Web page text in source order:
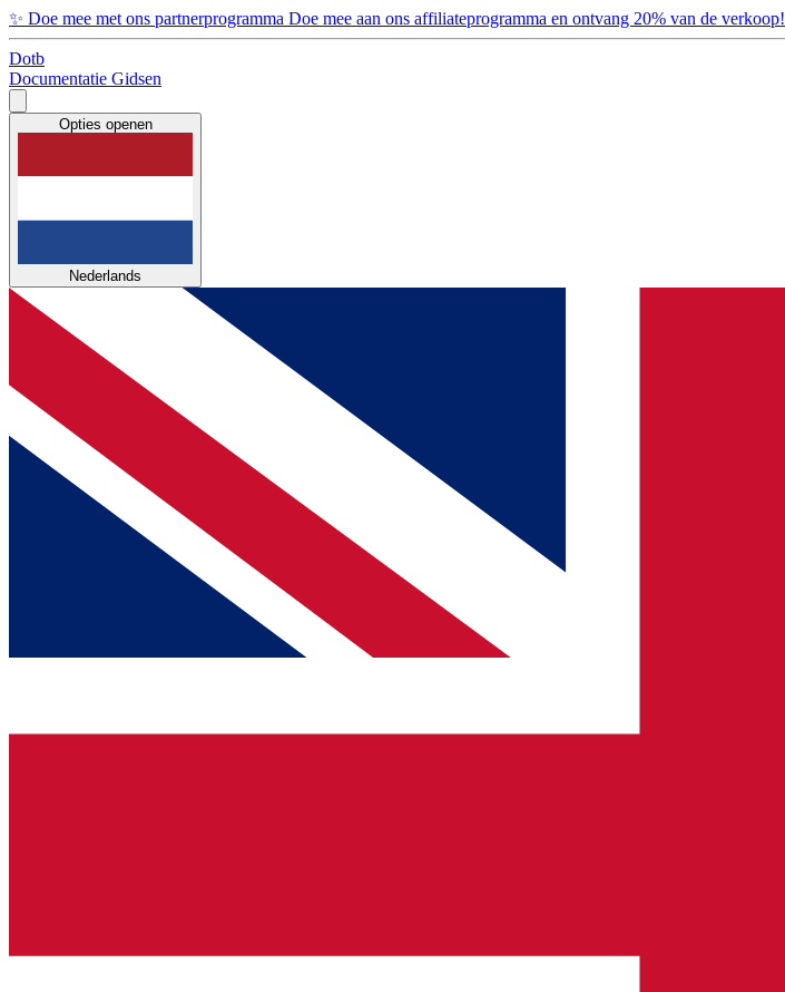
✨ Doe mee met ons partnerprogramma Doe mee aan ons affiliateprogramma en ontvang 20% van de verkoop!
Dotb
Documentatie Gidsen
Opties openen
Nederlands